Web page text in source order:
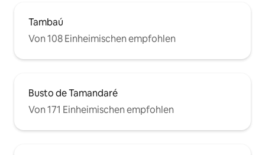
Tambaú
Von 108 Einheimischen empfohlen
Busto de Tamandaré
Von 171 Einheimischen empfohlen